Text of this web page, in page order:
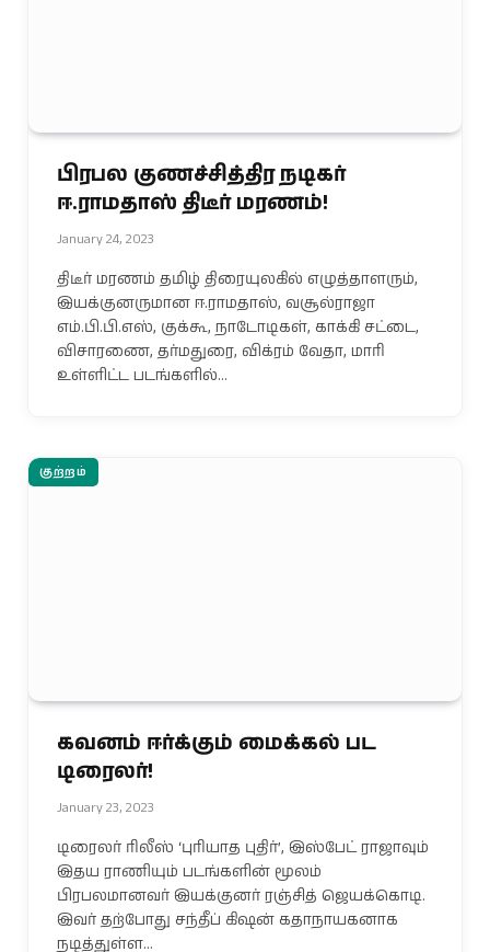
பிரபல குணச்சித்திர நடிகர்
ஈ.ராமதாஸ் திடீர் மரணம்!
January 24, 2023
திடீர் மரணம் தமிழ் திரையுலகில் எழுத்தாளரும்,
இயக்குனருமான ஈ.ராமதாஸ், வசூல்ராஜா
எம்.பி.பி.எஸ், குக்கூ, நாடோடிகள், காக்கி சட்டை,
விசாரணை, தர்மதுரை, விக்ரம் வேதா, மாரி
உள்ளிட்ட படங்களில்…
குற்றம்
கவனம் ஈர்க்கும் மைக்கல் பட
டிரைலர்!
January 23, 2023
டிரைலர் ரிலீஸ் ‘புரியாத புதிர்’, இஸ்பேட் ராஜாவும்
இதய ராணியும் படங்களின் மூலம்
பிரபலமானவர் இயக்குனர் ரஞ்சித் ஜெயக்கொடி.
இவர் தற்போது சந்தீப் கிஷன் கதாநாயகனாக
நடித்துள்ள…